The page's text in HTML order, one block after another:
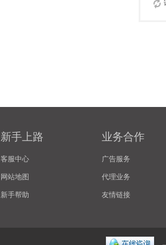
新手上路
客服中心
网站地图
新手帮助
业务合作
广告服务
代理业务
友情链接